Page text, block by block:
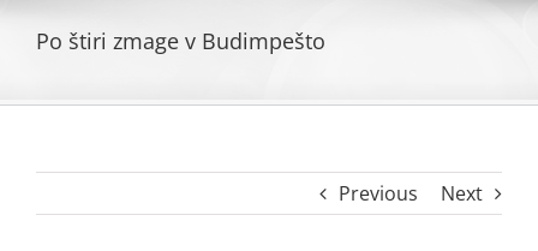
Po štiri zmage v Budimpešto
Previous Next